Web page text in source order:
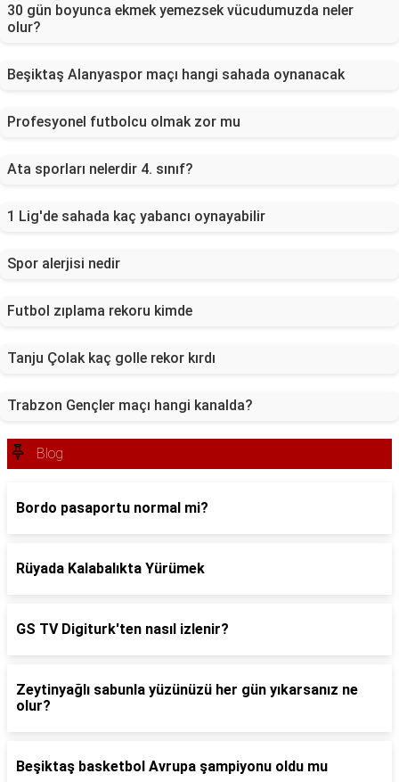
30 gün boyunca ekmek yemezsek vücudumuzda neler
olur?
Beşiktaş Alanyaspor maçı hangi sahada oynanacak
Profesyonel futbolcu olmak zor mu
Ata sporları nelerdir 4. sınıf?
1 Lig'de sahada kaç yabancı oynayabilir
Spor alerjisi nedir
Futbol zıplama rekoru kimde
Tanju Çolak kaç golle rekor kırdı
Trabzon Gençler maçı hangi kanalda?
Blog
Bordo pasaportu normal mi?
Rüyada Kalabalıkta Yürümek
GS TV Digiturk'ten nasıl izlenir?
Zeytinyağlı sabunla yüzünüzü her gün yıkarsanız ne
olur?
Beşiktaş basketbol Avrupa şampiyonu oldu mu